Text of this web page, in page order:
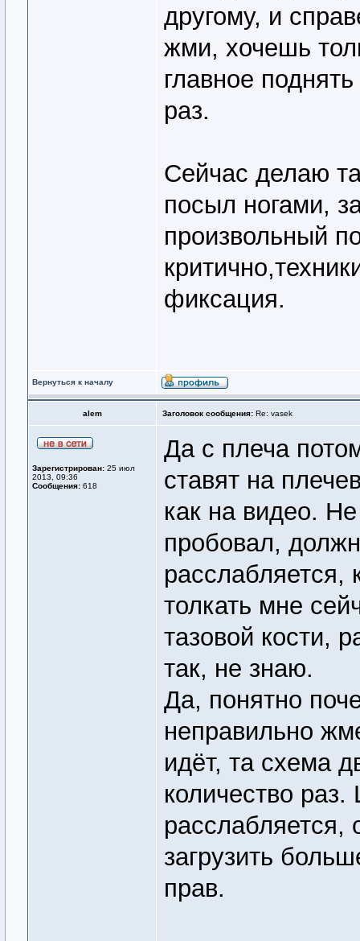
другому, и
жми, хочешь
главное
раз.
Сейчас делаю
посыл ногами,
произвольный
фиксация.
Вернуться к началу
alem Заголовок сообщения: Re: vasek
Зарегистрирован: 25 июл
2013, 09:36
Сообщения: 618
Да с плеча
ставят на
как на видео.
пробовал,
расслабляется,
толкать мне
тазовой кости,
так, не знаю.
Да, понятно
неправильно
идёт, та схема
количество
расслабляется,
загрузить
прав.